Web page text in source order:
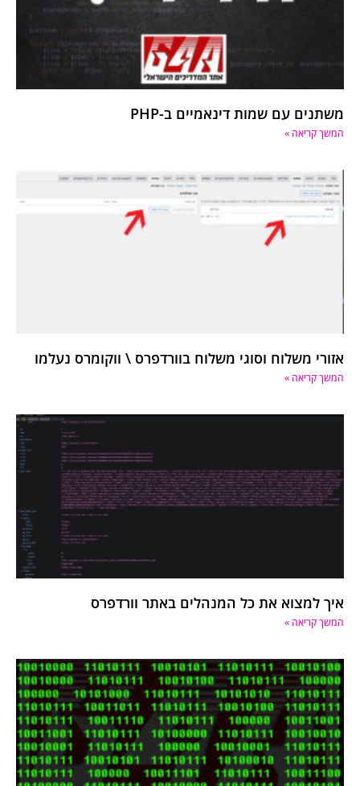
משתנים עם שמות דינאמיים ב-PHP
המשך קריאה »
אזורי משלוח וסוגי משלוח בוורדפרס \ ווקומרס נעלמו
המשך קריאה »
איך למצוא את כל המנהלים באתר וורדפרס
המשך קריאה »